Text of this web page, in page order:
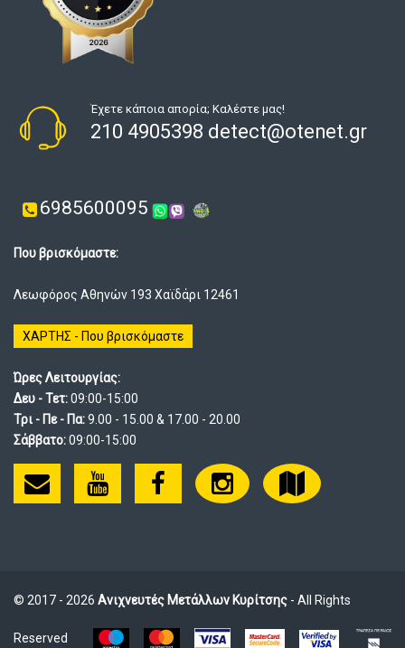
Έχετε κάποια απορία; Καλέστε μας!
210 4905398 detect@otenet.gr
6985600095
Που βρισκόμαστε:
Λεωφόρος Αθηνών 193 Χαϊδάρι 12461
ΧΑΡΤΗΣ - Που βρισκόμαστε
Ώρες Λειτουργίας:
Δευ - Τετ:09:00-15:00
Τρι - Πε - Πα:9.00 - 15.00 & 17.00 - 20.00
Σάββατο:09:00-15:00
© 2017 - 2026 Ανιχνευτές Μετάλλων Κυρίτσης - All Rights
Reserved